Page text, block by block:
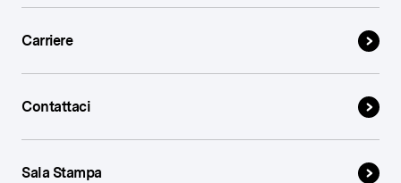
Carriere
Contattaci
Sala Stampa